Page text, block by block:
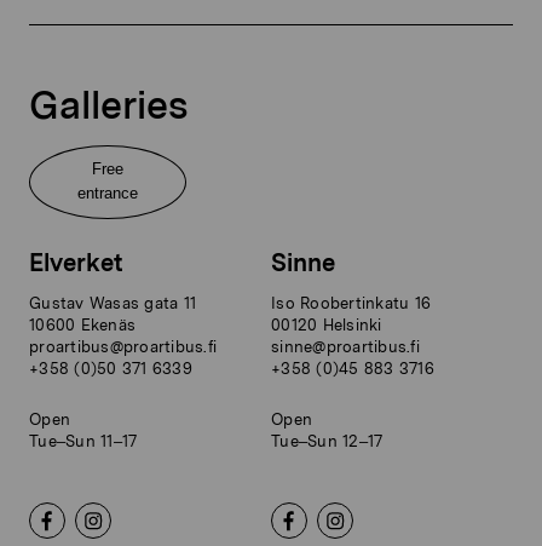
Galleries
Free
entrance
Elverket
Gustav Wasas gata 11
10600 Ekenäs
proartibus@proartibus.fi
+358 (0)50 371 6339
Open
Tue–Sun 11–17
Sinne
Iso Roobertinkatu 16
00120 Helsinki
sinne@proartibus.fi
+358 (0)45 883 3716
Open
Tue–Sun 12–17